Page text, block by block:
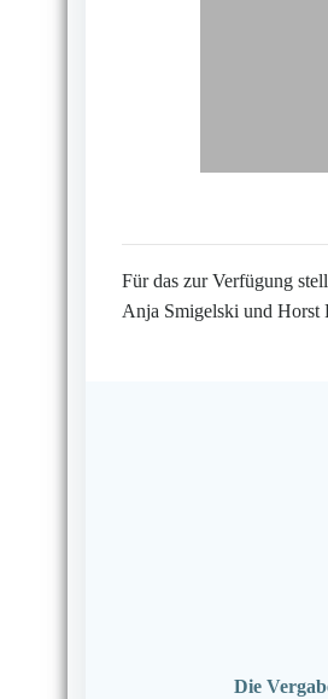
Für das zur Verfügung
Anja Smigelski und Horst
Die